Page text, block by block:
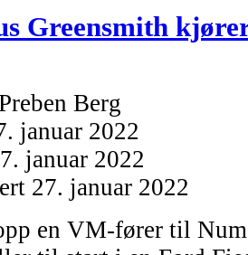
Greensmith
Berg
januar 2022
januar 2022
27. januar 2022
en VM-fører til